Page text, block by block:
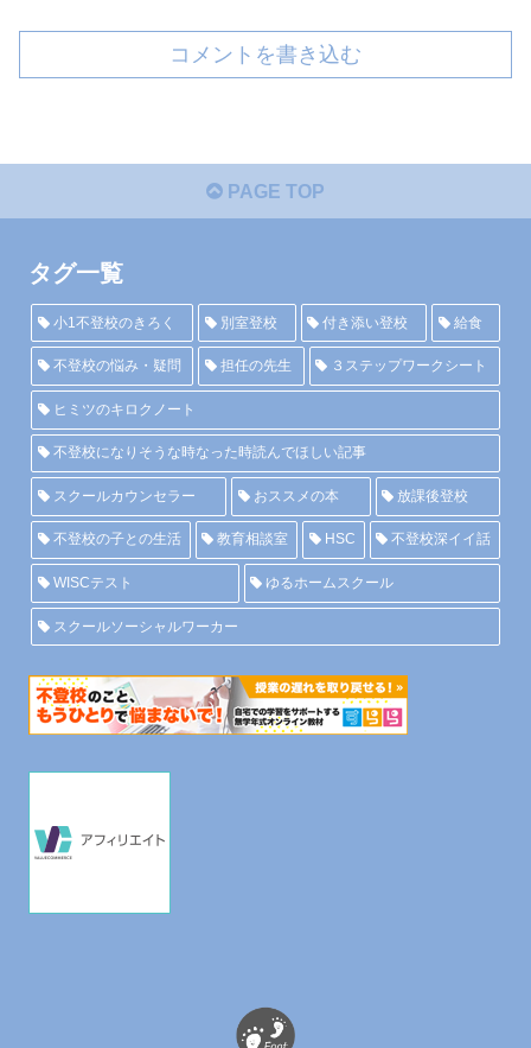
コメントを書き込む
PAGE TOP
タグ一覧
小1不登校のきろく 別室登校 付き添い登校 給食
不登校の悩み・疑問 担任の先生 ３ステップワークシート
ヒミツのキロクノート
不登校になりそうな時なった時読んでほしい記事
スクールカウンセラー おススメの本 放課後登校
不登校の子との生活 教育相談室 HSC 不登校深イイ話
WISCテスト ゆるホームスクール
スクールソーシャルワーカー